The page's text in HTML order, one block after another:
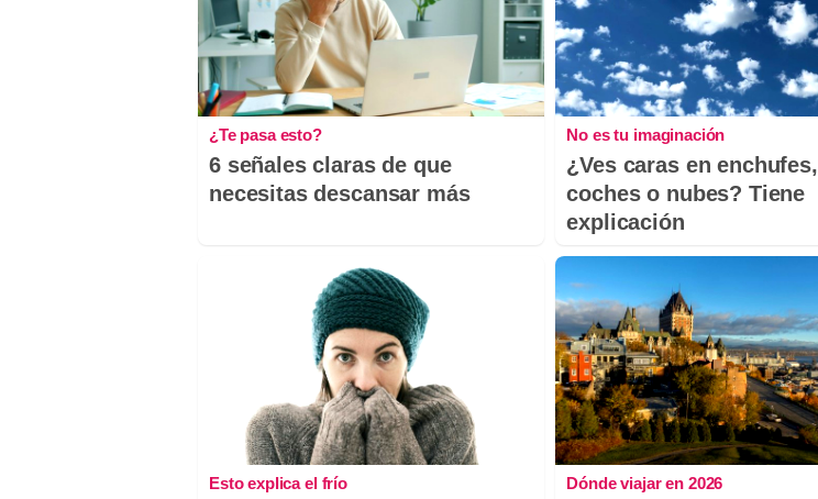
¿Te pasa esto?
6 señales claras de que
necesitas descansar más
No es tu imaginación
¿Ves caras en enchufes,
coches o nubes? Tiene
explicación
Esto explica el frío Dónde viajar en 2026